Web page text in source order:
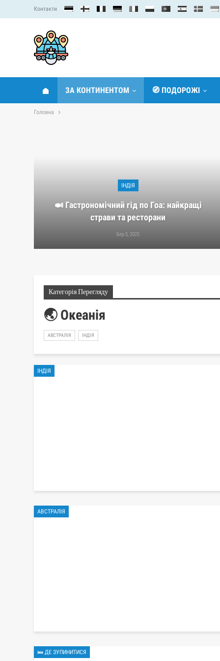
Контакти
ЗА КОНТИНЕНТОМ 🧭 ПОДОРОЖІ
Головна
ІНДІЯ
🍛 Гастрономічний гід по Гоа: найкращі
страви та ресторани
Бер 5, 2025
Категорія Перегляду
🌏 Океанія
АВСТРАЛІЯ ІНДІЯ
ІНДІЯ
АВСТРАЛІЯ
🛌 ДЕ ЗУПИНИТИСЯ